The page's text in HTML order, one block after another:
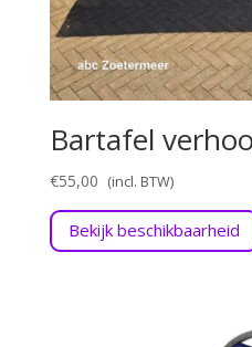
Bartafel
€55,00
Bekijk beschikbaarheid